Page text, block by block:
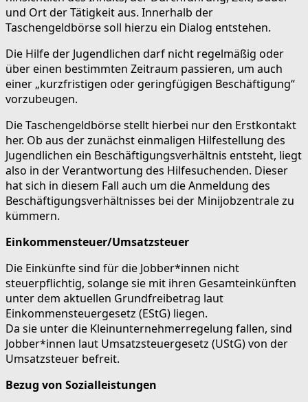
und Ort der Tätigkeit aus. Innerhalb der
Taschengeldbörse soll hierzu ein Dialog entstehen.
Die Hilfe der Jugendlichen darf nicht regelmäßig oder
über einen bestimmten Zeitraum passieren, um auch
einer „kurzfristigen oder geringfügigen Beschäftigung“
vorzubeugen.
Die Taschengeldbörse stellt hierbei nur den Erstkontakt
her. Ob aus der zunächst einmaligen Hilfestellung des
Jugendlichen ein Beschäftigungsverhältnis entsteht, liegt
also in der Verantwortung des Hilfesuchenden. Dieser
hat sich in diesem Fall auch um die Anmeldung des
Beschäftigungsverhältnisses bei der Minijobzentrale zu
kümmern.
Einkommensteuer/Umsatzsteuer
Die Einkünfte sind für die Jobber*innen nicht
steuerpflichtig, solange sie mit ihren Gesamteinkünften
unter dem aktuellen Grundfreibetrag laut
Einkommensteuergesetz (EStG) liegen.
Da sie unter die Kleinunternehmerregelung fallen, sind
Jobber*innen laut Umsatzsteuergesetz (UStG) von der
Umsatzsteuer befreit.
Bezug von Sozialleistungen